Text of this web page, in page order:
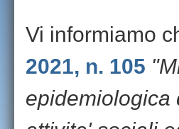
Vi informiamo
2021, n. 105 "
epidemiologica